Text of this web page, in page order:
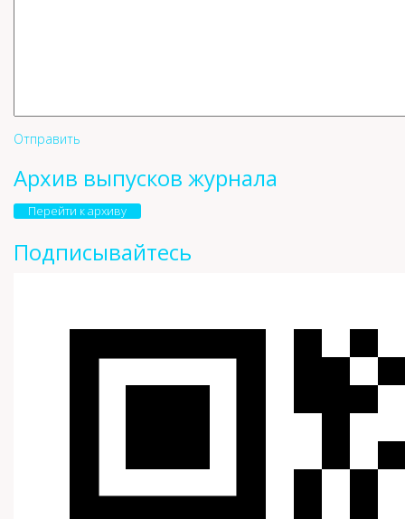
Отправить
Архив выпусков журнала
Перейти к архиву
Подписывайтесь